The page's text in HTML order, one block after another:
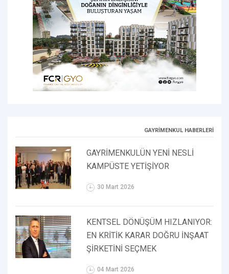
GAYRİMENKUL HABERLERİ
GAYRİMENKULÜN YENİ NESLİ
KAMPÜSTE YETİŞİYOR
30 Mart 2026
KENTSEL DÖNÜŞÜM HIZLANIYOR:
EN KRİTİK KARAR DOĞRU İNŞAAT
ŞİRKETİNİ SEÇMEK
04 Mart 2026